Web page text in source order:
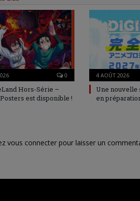
0
Hors-Série –
est disponible !
4 AOÛT 2026
Une nouvelle
en
vous connecter pour laisser un